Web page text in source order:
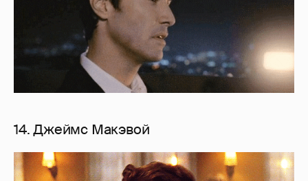
14. Джеймс Макэвой